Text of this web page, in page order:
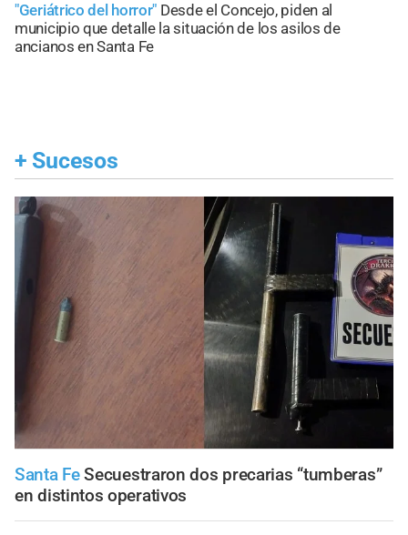
"Geriátrico del horror" Desde el Concejo, piden al
municipio que detalle la situación de los asilos de
ancianos en Santa Fe
+ Sucesos
Santa Fe Secuestraron dos precarias “tumberas”
en distintos operativos